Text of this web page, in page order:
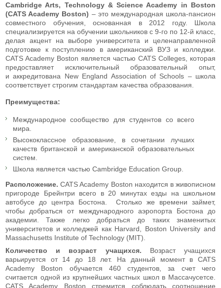
Cambridge Arts, Technology & Science Academy in Boston
(CATS Academy Boston) – это международная школа-пансион
совместного обучения, основанная в 2012 году. Школа
специализируется на обучении школьников с 9-го по 12-й класс,
делая акцент на выборе университета и целенаправленной
подготовке к поступлению в американский ВУЗ и колледжи.
CATS Academy Boston является частью CATS Colleges, которая
предоставляет исключительный образовательный опыт,
и аккредитована New England Association of Schools – школа
соответствует строгим стандартам качества образования.
Преимущества:
Международное сообщество для студентов со всего
мира.
Высококлассное образование, в сочетании лучших
качеств британской и американской образовательных
систем.
Школа является частью Cambridge Education Group.
Расположение.CATS Academy Boston находится в живописном
пригороде Брейнтри всего в 20 минутах езды на школьном
автобусе до центра Бостона. Столько же времени займет,
чтобы добраться от международного аэропорта Бостона до
академии. Также легко добраться до таких знаменитых
университетов и колледжей как Harvard, Boston University and
Massachusetts Institute of Technology (MIT).
Количество и возраст учащихся. Возраст учащихся
варьируется от 14 до 18 лет. На данный момент в CATS
Academy Boston обучается 460 студентов, за счет чего
считается одной из крупнейших частных школ в Массачусетсе.
CATS Academy Boston стремится соблюдать соотношение